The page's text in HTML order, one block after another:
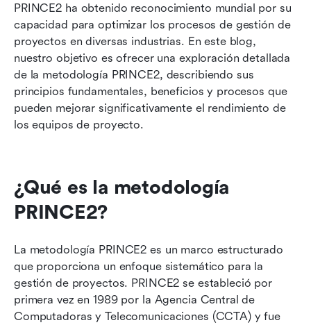
PRINCE2 ha obtenido reconocimiento mundial por su
capacidad para optimizar los procesos de gestión de
proyectos en diversas industrias. En este blog,
nuestro objetivo es ofrecer una exploración detallada
de la metodología PRINCE2, describiendo sus
principios fundamentales, beneficios y procesos que
pueden mejorar significativamente el rendimiento de
los equipos de proyecto.
¿Qué es la metodología
PRINCE2?
La metodología PRINCE2 es un marco estructurado
que proporciona un enfoque sistemático para la
gestión de proyectos. PRINCE2 se estableció por
primera vez en 1989 por la Agencia Central de
Computadoras y Telecomunicaciones (CCTA) y fue
Tendencias futuras en metodologías de gestión
de proyectos
Conclusión
Preguntas frecuentes
Lecturas relacionadas